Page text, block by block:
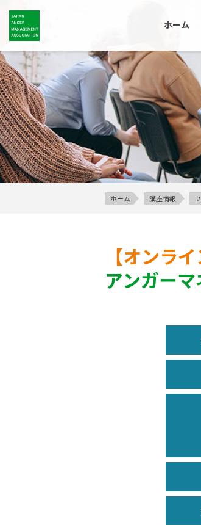
ホーム
ホーム 講座情報
【オンライ
アンガー